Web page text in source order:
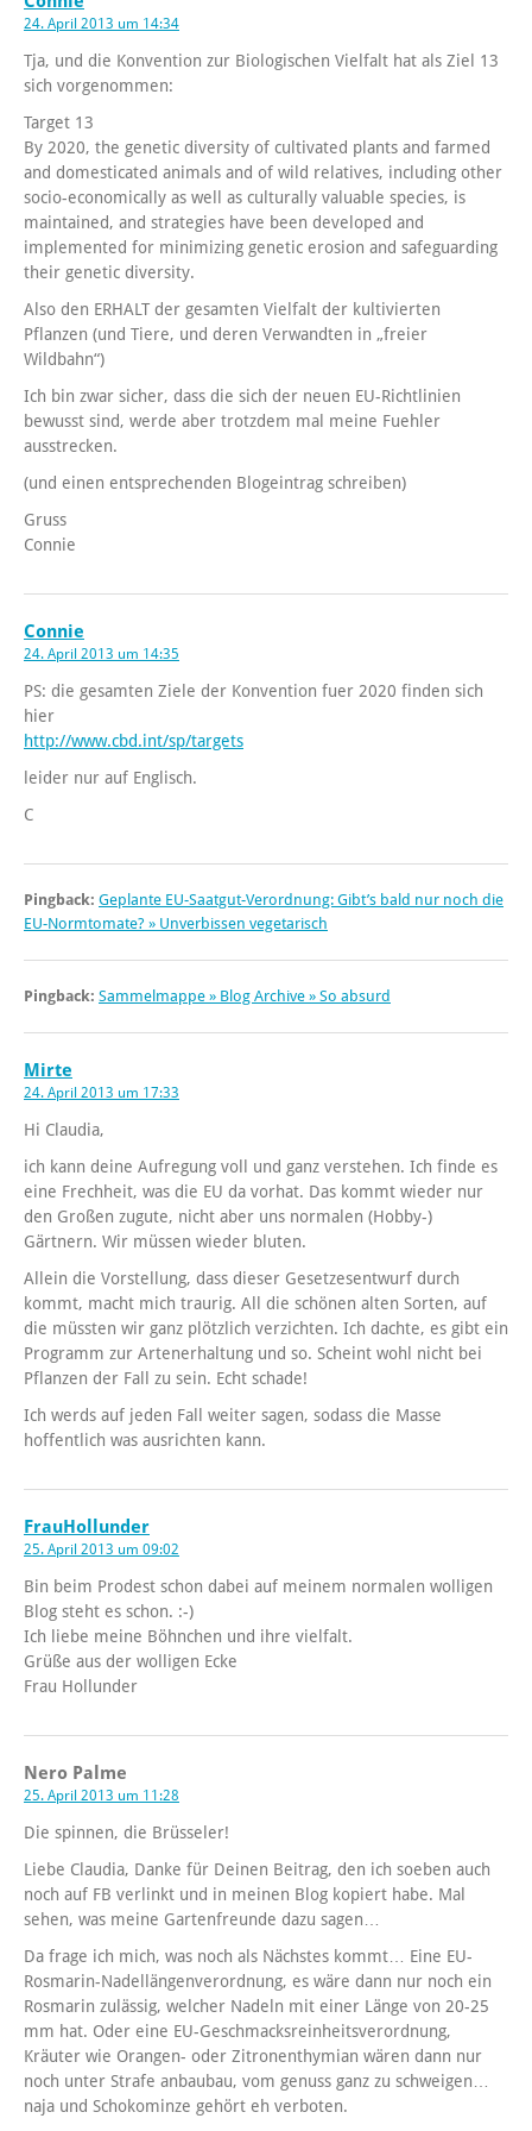
24. April 2013 um 14:34
Tja, und die Konvention zur Biologischen Vielfalt hat als Ziel 13
sich vorgenommen:
Target 13
By 2020, the genetic diversity of cultivated plants and farmed
and domesticated animals and of wild relatives, including other
socio-economically as well as culturally valuable species, is
maintained, and strategies have been developed and
implemented for minimizing genetic erosion and safeguarding
their genetic diversity.
Also den ERHALT der gesamten Vielfalt der kultivierten
Pflanzen (und Tiere, und deren Verwandten in „freier
Wildbahn“)
Ich bin zwar sicher, dass die sich der neuen EU-Richtlinien
bewusst sind, werde aber trotzdem mal meine Fuehler
ausstrecken.
(und einen entsprechenden Blogeintrag schreiben)
Gruss
Connie
Connie
24. April 2013 um 14:35
PS: die gesamten Ziele der Konvention fuer 2020 finden sich
hier
http://www.cbd.int/sp/targets
leider nur auf Englisch.
C
Pingback: Geplante EU-Saatgut-Verordnung: Gibt’s bald nur noch die
EU-Normtomate? » Unverbissen vegetarisch
Pingback: Sammelmappe » Blog Archive » So absurd
Mirte
24. April 2013 um 17:33
Hi Claudia,
ich kann deine Aufregung voll und ganz verstehen. Ich finde es
eine Frechheit, was die EU da vorhat. Das kommt wieder nur
den Großen zugute, nicht aber uns normalen (Hobby-)
Gärtnern. Wir müssen wieder bluten.
Allein die Vorstellung, dass dieser Gesetzesentwurf durch
kommt, macht mich traurig. All die schönen alten Sorten, auf
die müssten wir ganz plötzlich verzichten. Ich dachte, es gibt ein
Programm zur Artenerhaltung und so. Scheint wohl nicht bei
Pflanzen der Fall zu sein. Echt schade!
Ich werds auf jeden Fall weiter sagen, sodass die Masse
hoffentlich was ausrichten kann.
FrauHollunder
25. April 2013 um 09:02
Bin beim Prodest schon dabei auf meinem normalen wolligen
Blog steht es schon. :-)
Ich liebe meine Böhnchen und ihre vielfalt.
Grüße aus der wolligen Ecke
Frau Hollunder
Nero Palme
25. April 2013 um 11:28
Die spinnen, die Brüsseler!
Liebe Claudia, Danke für Deinen Beitrag, den ich soeben auch
noch auf FB verlinkt und in meinen Blog kopiert habe. Mal
sehen, was meine Gartenfreunde dazu sagen…
Da frage ich mich, was noch als Nächstes kommt… Eine EU-
Rosmarin-Nadellängenverordnung, es wäre dann nur noch ein
Rosmarin zulässig, welcher Nadeln mit einer Länge von 20-25
mm hat. Oder eine EU-Geschmacksreinheitsverordnung,
Kräuter wie Orangen- oder Zitronenthymian wären dann nur
noch unter Strafe anbaubau, vom genuss ganz zu schweigen…
naja und Schokominze gehört eh verboten.